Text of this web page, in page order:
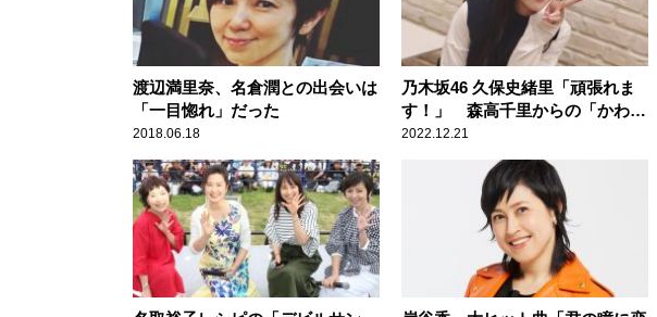
渡辺満里奈、名倉潤との出会いは
「一目惚れ」だった
2018.06.18
乃木坂46 久保史緒里「頑張れま
す！」 森高千里からの「かわい
い」に大喜び
2022.12.21